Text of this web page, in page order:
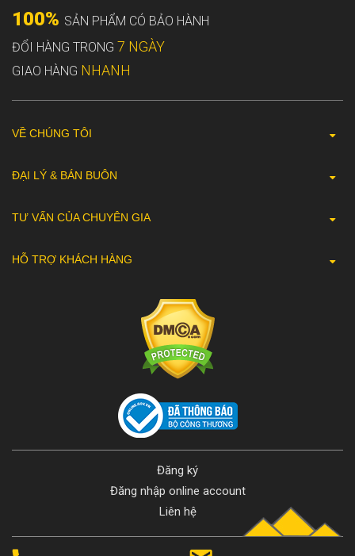
100% SẢN PHẨM CÓ BẢO HÀNH
ĐỔI HÀNG TRONG 7 NGÀY
GIAO HÀNG NHANH
VỀ CHÚNG TÔI
ĐẠI LÝ & BÁN BUÔN
TƯ VẤN CỦA CHUYÊN GIA
HỖ TRỢ KHÁCH HÀNG
Đăng ký
Đăng nhập online account
Liên hệ